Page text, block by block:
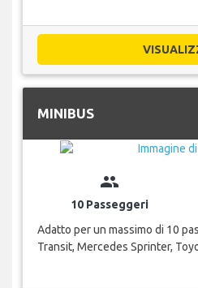
MINIBUS
group
10 Passeggeri
Adatto per un massimo di 10
Transit, Mercedes Sprinter,